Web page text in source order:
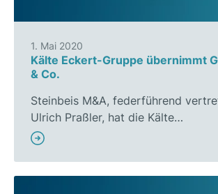
1. Mai 2020
Kälte Eckert-Gruppe übernimmt
& Co.
Steinbeis M&A, federführend
Ulrich Praßler, hat die Kälte…